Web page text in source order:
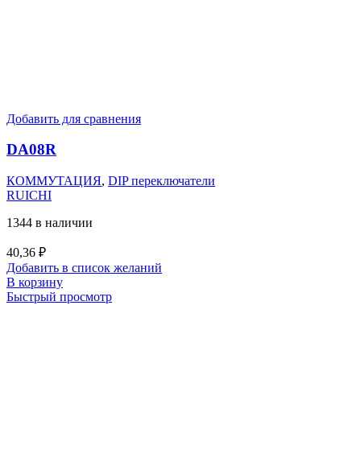
Добавить для сравнения
DA08R
КОММУТАЦИЯ, DIP переключатели
RUICHI
1344 в наличии
40,36 ₽
Добавить в список желаний
В корзину
Быстрый просмотр